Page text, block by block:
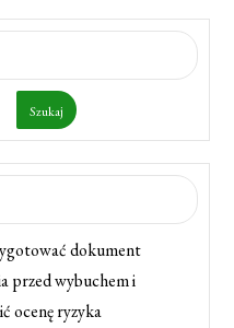
Szukaj
dokument
przed wybuchem i
ocenę ryzyka